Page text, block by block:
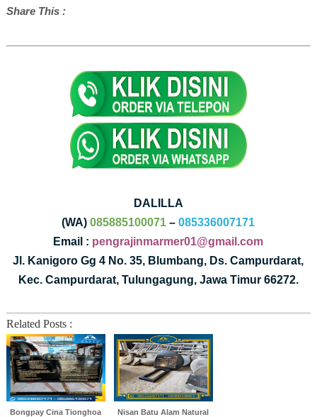
Share This :
DALILLA
(WA)085885100071 –085336007171
Email : pengrajinmarmer01@gmail.com
Jl. Kanigoro Gg 4 No. 35, Blumbang, Ds. Campurdarat,
Kec. Campurdarat, Tulungagung, Jawa Timur 66272.
Related Posts :
Bongpay Cina Tionghoa
Nisan Batu Alam Natural